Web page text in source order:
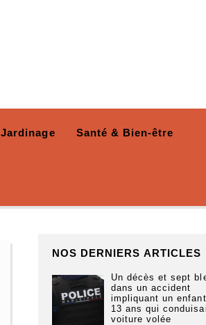
Jardinage Santé & Bien-être
NOS DERNIERS ARTICLES
Un décès et sept
dans un accident
impliquant un
13 ans qui
voiture volée